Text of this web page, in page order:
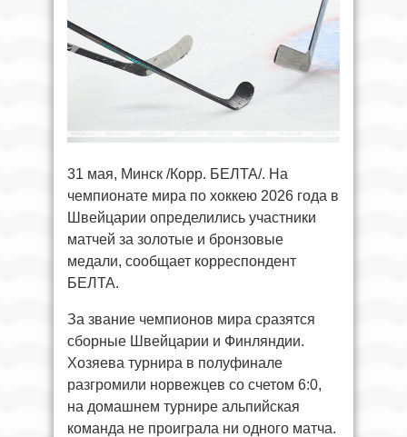
31 мая, Минск /Корр. БЕЛТА/. На
чемпионате мира по хоккею 2026 года в
Швейцарии определились участники
матчей за золотые и бронзовые
медали, сообщает корреспондент
БЕЛТА.
За звание чемпионов мира сразятся
сборные Швейцарии и Финляндии.
Хозяева турнира в полуфинале
разгромили норвежцев со счетом 6:0,
на домашнем турнире альпийская
команда не проиграла ни одного матча.